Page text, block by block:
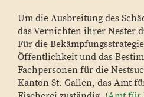
Um die Ausbreitung des
das Vernichten ihrer Nester
Für die
Öffentlichkeit und das
Fachpersonen für die
Kanton St. Gallen, das Amt